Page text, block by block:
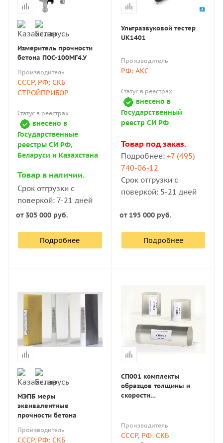
Измеритель прочности
бетона ПОС-100МГ4.У
Производитель
СССР, РФ: СКБ
СТРОЙПРИБОР
Статус в реестрах
внесено в
Государственные
реестры СИ РФ,
Беларуси и Казахстана
Товар в наличии.
Срок отгрузки с
поверкой: 7-21 дней
от 305 000 руб.
Подробнее
Ультразвуковой тестер
UK1401
Производитель
РФ: АКС
Статус в реестрах
внесено в
Государственный
реестр СИ РФ
Товар под заказ.
Подробнее: +7 (495)
740-06-12
Срок отгрузки с
поверкой: 5-21 дней
от 195 000 руб.
Подробнее
МЭПБ меры
эквивалентные
прочности бетона
Производитель
СССР, РФ: СКБ
СП001 комплекты
образцов толщины и
скорости
Производитель
СССР, РФ: СКБ